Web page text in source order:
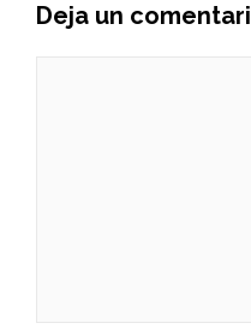
Deja un